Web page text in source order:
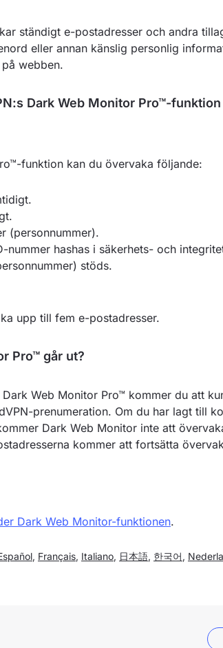
ständigt e-postadresser och andra
eller annan känslig personlig
webben.
Dark Web Monitor Pro™-
funktion kan du övervaka följande:
(personnummer).
nummer hashas i säkerhets- och
stöds.
upp till fem e-postadresser.
Pro™ går ut?
Web Monitor Pro™ kommer du att
prenumeration. Om du har lagt till
Dark Web Monitor inte att
kommer att fortsätta
Dark Web Monitor-funktionen.
, Français, Italiano, 日本語, 한국어 ,